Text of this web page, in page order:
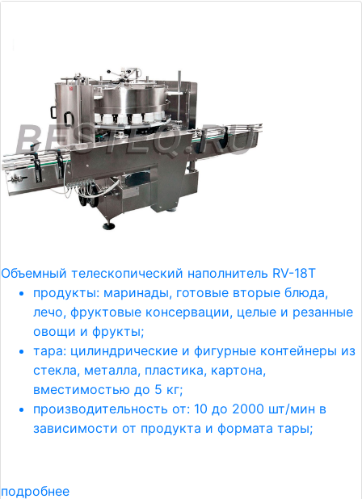
Объемный телескопический наполнитель RV-18Т
продукты: маринады, готовые вторые блюда,
лечо, фруктовые консервации, целые и резанные
овощи и фрукты;
тара: цилиндрические и фигурные контейнеры из
стекла, металла, пластика, картона,
вместимостью до 5 кг;
производительность от: 10 до 2000 шт/мин в
зависимости от продукта и формата тары;
подробнее